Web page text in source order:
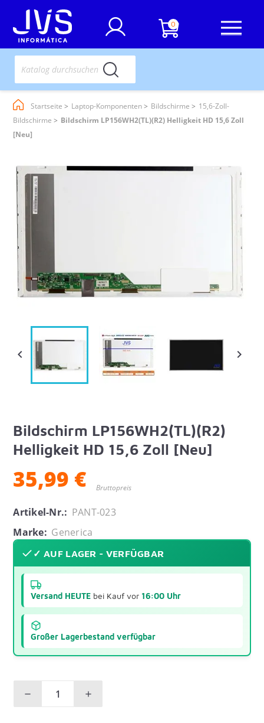
0
Startseite Laptop-Komponenten Bildschirme
15,6-Zoll-
Bildschirme
Bildschirm LP156WH2(TL)(R2) Helligkeit HD 15,6 Zoll
[Neu]
 
Bildschirm LP156WH2(TL)(R2)
Helligkeit HD 15,6 Zoll [Neu]
35,99 € Bruttopreis
Artikel-Nr.: PANT-023
Marke: Generica
✓ AUF LAGER - VERFÜGBAR
Versand HEUTE bei Kauf vor 16:00 Uhr
Großer Lagerbestand verfügbar